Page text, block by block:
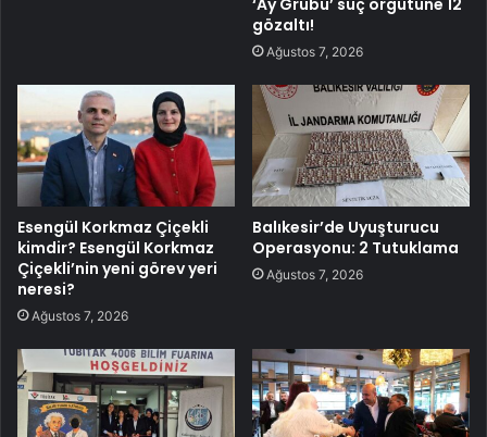
gözaltı!
Ağustos 7, 2026
Esengül Korkmaz Çiçekli
kimdir? Esengül Korkmaz
Çiçekli’nin yeni görev yeri
neresi?
Ağustos 7, 2026
Balıkesir’de Uyuşturucu
Operasyonu: 2 Tutuklama
Ağustos 7, 2026